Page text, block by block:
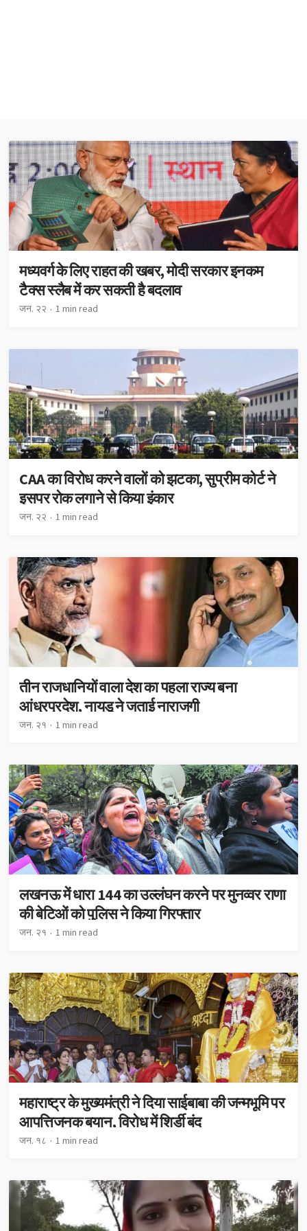
मध्यवर्ग के लिए राहत की खबर, मोदी सरकार इनकम
टैक्स स्लैब में कर सकती है बदलाव
जन. २२ 1 min read
CAA का विरोध करने वालों को झटका, सुप्रीम कोर्ट ने
इसपर रोक लगाने से किया इंकार
जन. २२ 1 min read
तीन राजधानियों वाला देश का पहला राज्य बना
आंध्रप्रदेश, नायडू ने जताई नाराजगी
जन. २१ 1 min read
लखनऊ में धारा 144 का उल्लंघन करने पर मुनव्वर राणा
की बेटिओं को पुलिस ने किया गिरफ्तार
जन. २१ 1 min read
महाराष्ट्र के मुख्यमंत्री ने दिया साईबाबा की जन्मभूमि पर
आपत्तिजनक बयान, विरोध में शिर्डी बंद
जन. १८ 1 min read